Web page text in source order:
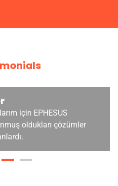
için EPHESUS
oldukları çözümler